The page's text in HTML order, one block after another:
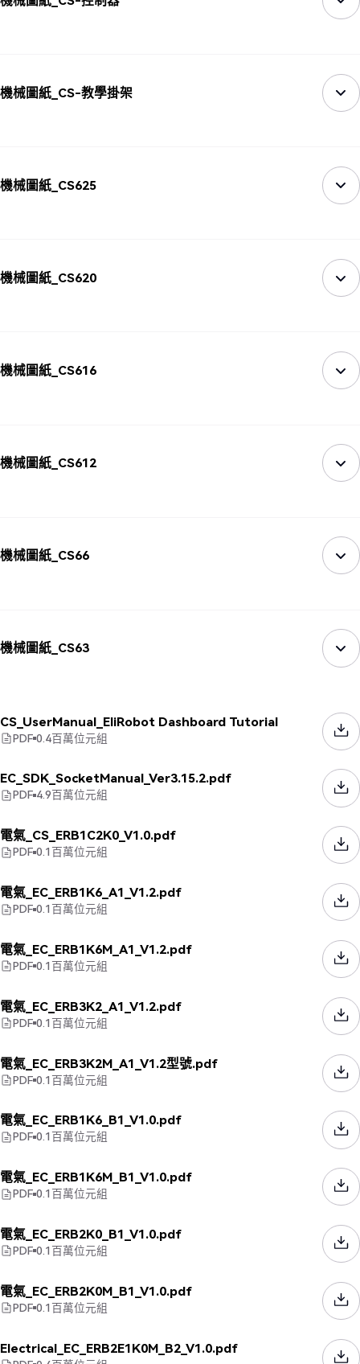
機械圖紙_CS-教學掛架
機械圖紙_CS625
機械圖紙_CS620
機械圖紙_CS616
機械圖紙_CS612
機械圖紙_CS66
機械圖紙_CS63
CS_UserManual_EliRobot Dashboard Tutorial
PDF 0.4百萬位元組
EC_SDK_SocketManual_Ver3.15.2.pdf
PDF 4.9百萬位元組
電氣_CS_ERB1C2K0_V1.0.pdf
PDF 0.1百萬位元組
電氣_EC_ERB1K6_A1_V1.2.pdf
PDF 0.1百萬位元組
電氣_EC_ERB1K6M_A1_V1.2.pdf
PDF 0.1百萬位元組
電氣_EC_ERB3K2_A1_V1.2.pdf
PDF 0.1百萬位元組
電氣_EC_ERB3K2M_A1_V1.2型號.pdf
PDF 0.1百萬位元組
電氣_EC_ERB1K6_B1_V1.0.pdf
PDF 0.1百萬位元組
電氣_EC_ERB1K6M_B1_V1.0.pdf
PDF 0.1百萬位元組
電氣_EC_ERB2K0_B1_V1.0.pdf
PDF 0.1百萬位元組
電氣_EC_ERB2K0M_B1_V1.0.pdf
PDF 0.1百萬位元組
Electrical_EC_ERB2E1K0M_B2_V1.0.pdf